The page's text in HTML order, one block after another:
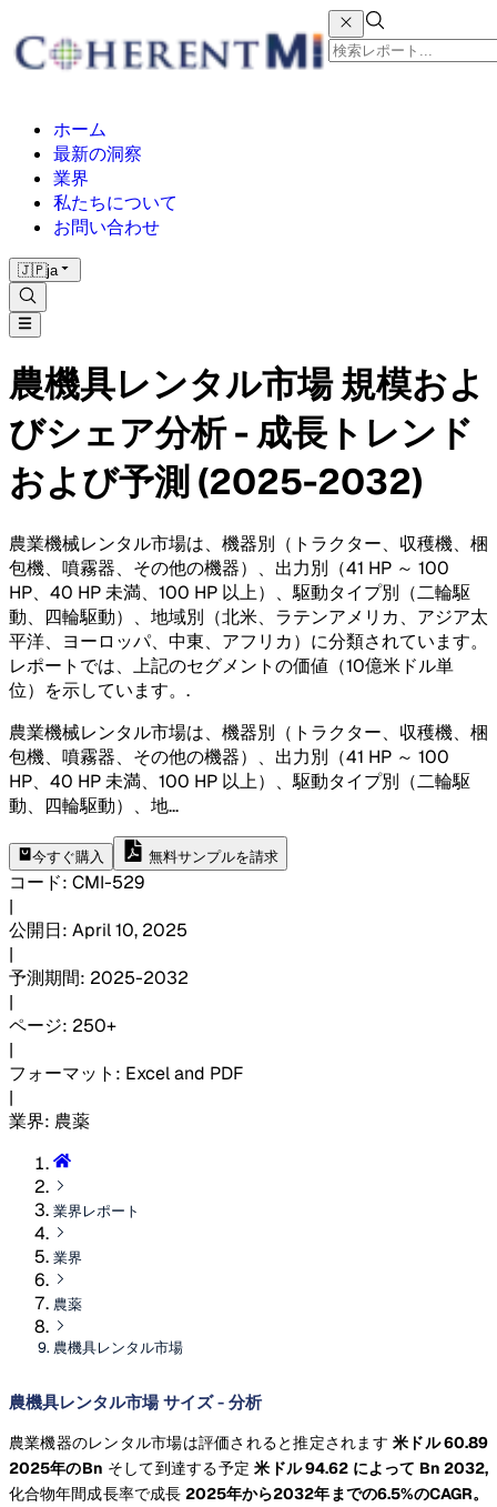
ホーム
最新の洞察
業界
私たちについて
お問い合わせ
🇯🇵ja
農機具レンタル市場 規模およ
びシェア分析 - 成長トレンド
および予測 (2025-2032)
農業機械レンタル市場は、機器別（トラクター、収穫機、梱
包機、噴霧器、その他の機器）、出力別（41 HP ～ 100
HP、40 HP 未満、100 HP 以上）、駆動タイプ別（二輪駆
動、四輪駆動）、地域別（北米、ラテンアメリカ、アジア太
平洋、ヨーロッパ、中東、アフリカ）に分類されています。
レポートでは、上記のセグメントの価値（10億米ドル単
位）を示しています。 .
農業機械レンタル市場は、機器別（トラクター、収穫機、梱
包機、噴霧器、その他の機器）、出力別（41 HP ～ 100
HP、40 HP 未満、100 HP 以上）、駆動タイプ別（二輪駆
動、四輪駆動）、地...
今すぐ購入 無料サンプルを請求
コード: CMI-529
|
公開日: April 10, 2025
|
予測期間: 2025-2032
|
ページ: 250+
|
フォーマット : Excel and PDF
|
業界: 農薬
業界レポート
業界
農薬
農機具レンタル市場
農機具レンタル市場 サイズ - 分析
農業機器のレンタル市場は評価されると推定されます米ドル 60.89
2025年のBn そして到達する予定米ドル 94.62 によって Bn 2032,
化合物年間成長率で成長 2025年から2032年までの6.5%のCAGR。